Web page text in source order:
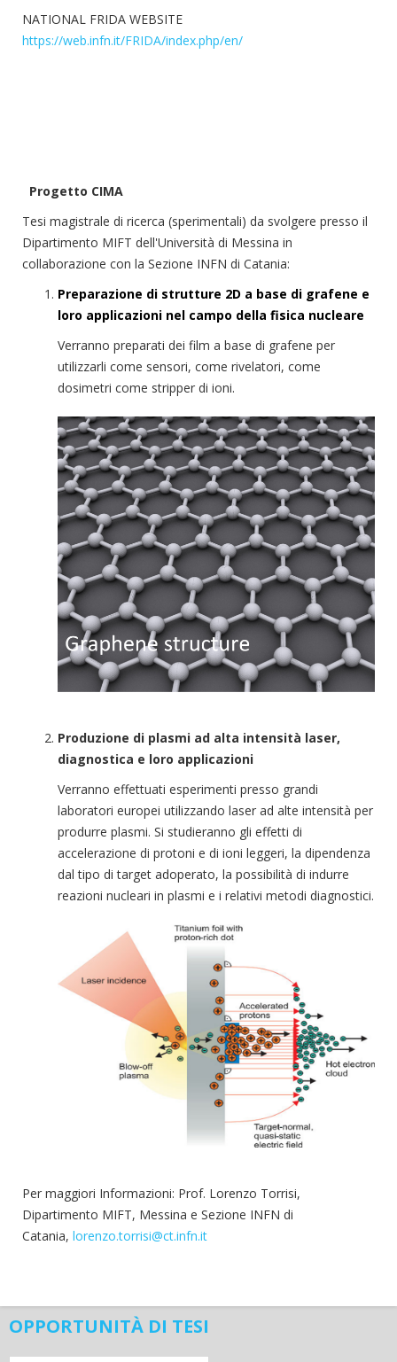
NATIONAL FRIDA WEBSITE
https://web.infn.it/FRIDA/index.php/en/
Progetto CIMA
Tesi magistrale di ricerca (sperimentali) da svolgere presso il
Dipartimento MIFT dell'Università di Messina in
collaborazione con la Sezione INFN di Catania:
Preparazione di strutture 2D a base di grafene e
loro applicazioni nel campo della fisica nucleare
Verranno preparati dei film a base di grafene per
utilizzarli come sensori, come rivelatori, come
dosimetri come stripper di ioni.
Produzione di plasmi ad alta intensità laser,
diagnostica e loro applicazioni
Verranno effettuati esperimenti presso grandi
laboratori europei utilizzando laser ad alte intensità per
produrre plasmi. Si studieranno gli effetti di
accelerazione di protoni e di ioni leggeri, la dipendenza
dal tipo di target adoperato, la possibilità di indurre
reazioni nucleari in plasmi e i relativi metodi diagnostici.
Per maggiori Informazioni: Prof. Lorenzo Torrisi,
Dipartimento MIFT, Messina e Sezione INFN di
Catania, lorenzo.torrisi@ct.infn.it
OPPORTUNITÀ DI TESI